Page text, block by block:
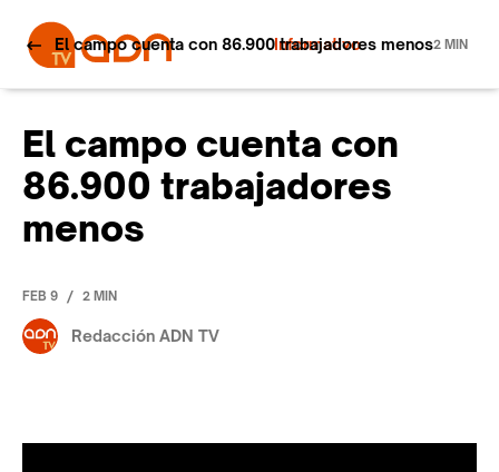
Informativo
El campo cuenta con 86.900 trabajadores menos2 MIN
El campo cuenta con
86.900 trabajadores
menos
FEB 9 / 2 MIN
Redacción ADN TV